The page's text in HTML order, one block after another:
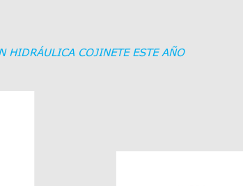
HIDRÁULICA COJINETE ESTE AÑO